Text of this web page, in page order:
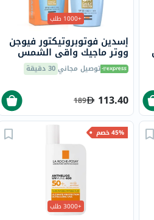
+1000 طلب
إسدين فوتوبروتيكتور فيوجن
ووتر ماجيك واقي الشمس
بعامل حماية 50 للوجه 50 مل
توصيل مجاني30 دقيقة
113.40
189
45% خصم
+3000 طلب